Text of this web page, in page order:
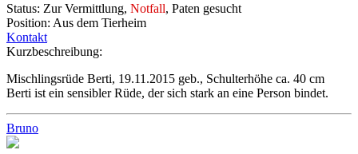
Status: Zur Vermittlung, Notfall, Paten gesucht
Position: Aus dem Tierheim
Kontakt
Kurzbeschreibung:
Mischlingsrüde Berti, 19.11.2015 geb., Schulterhöhe ca. 40 cm
Berti ist ein sensibler Rüde, der sich stark an eine Person bindet.
Bruno